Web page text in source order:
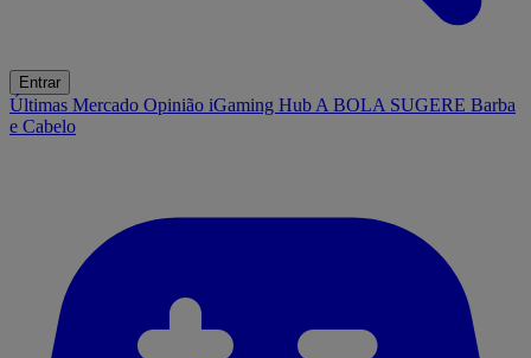
Entrar
Últimas Mercado Opinião iGaming Hub A BOLA SUGERE Barba
e Cabelo